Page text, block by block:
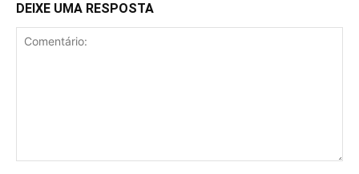
DEIXE UMA RESPOSTA